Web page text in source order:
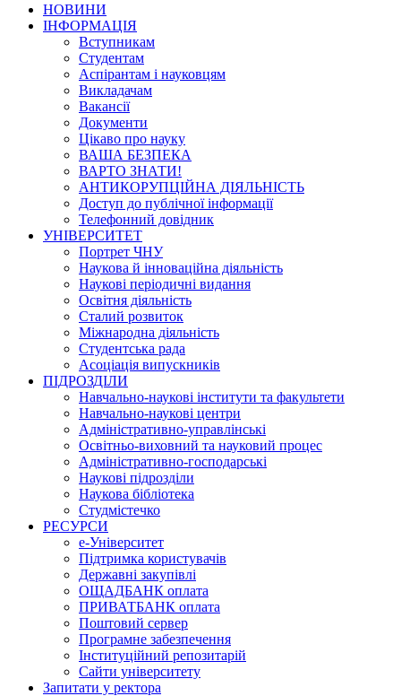
НОВИНИ
ІНФОРМАЦІЯ
Вступникам
Студентам
Аспірантам і науковцям
Викладачам
Вакансії
Документи
Цікаво про науку
ВАША БЕЗПЕКА
ВАРТО ЗНАТИ!
АНТИКОРУПЦІЙНА ДІЯЛЬНІСТЬ
Доступ до публічної інформації
Телефонний довідник
УНІВЕРСИТЕТ
Портрет ЧНУ
Наукова й інноваційна діяльність
Наукові періодичні видання
Освітня діяльність
Сталий розвиток
Міжнародна діяльність
Студентська рада
Асоціація випускників
ПІДРОЗДІЛИ
Навчально-наукові інститути та факультети
Навчально-наукові центри
Адміністративно-управлінські
Освітньо-виховний та науковий процес
Адміністративно-господарські
Наукові підрозділи
Наукова бібліотека
Студмістечко
РЕСУРСИ
е-Університет
Підтримка користувачів
Державні закупівлі
ОЩАДБАНК оплата
ПРИВАТБАНК оплата
Поштовий сервер
Програмне забезпечення
Інституційний репозитарій
Сайти університету
Запитати у ректора